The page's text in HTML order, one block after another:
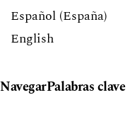
Español (España)
English
NavegarPalabras clave